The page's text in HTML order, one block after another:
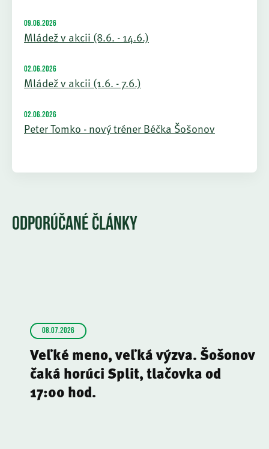
09.06.2026
Mládež v akcii (8.6. - 14.6.)
02.06.2026
Mládež v akcii (1.6. - 7.6.)
02.06.2026
Peter Tomko - nový tréner Béčka Šošonov
ODPORÚČANÉ ČLÁNKY
08.07.2026
Veľké meno, veľká výzva. Šošonov
čaká horúci Split, tlačovka od
17:00 hod.